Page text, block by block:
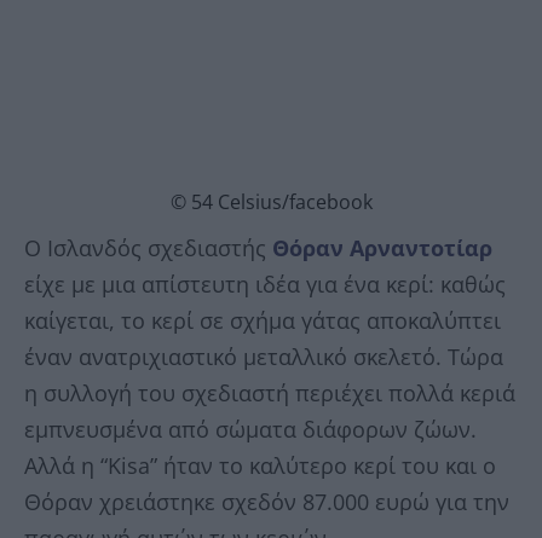
© 54 Celsius/facebook
Ο Ισλανδός σχεδιαστής Θόραν Αρναντοτίαρ
είχε με μια απίστευτη ιδέα για ένα κερί: καθώς
καίγεται, το κερί σε σχήμα γάτας αποκαλύπτει
έναν ανατριχιαστικό μεταλλικό σκελετό. Τώρα
η συλλογή του σχεδιαστή περιέχει πολλά κεριά
εμπνευσμένα από σώματα διάφορων ζώων.
Αλλά η “Kisa” ήταν το καλύτερο κερί του και ο
Θόραν χρειάστηκε σχεδόν 87.000 ευρώ για την